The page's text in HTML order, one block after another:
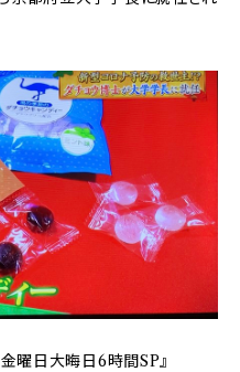
曜日大晦日6時間SP』